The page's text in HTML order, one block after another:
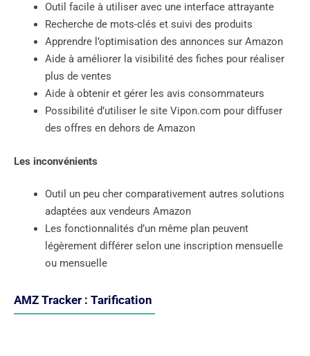
Outil facile à utiliser avec une interface attrayante
Recherche de mots-clés et suivi des produits
Apprendre l’optimisation des annonces sur Amazon
Aide à améliorer la visibilité des fiches pour réaliser
plus de ventes
Aide à obtenir et gérer les avis consommateurs
Possibilité d’utiliser le site Vipon.com pour diffuser
des offres en dehors de Amazon
Les inconvénients
Outil un peu cher comparativement autres solutions
adaptées aux vendeurs Amazon
Les fonctionnalités d’un même plan peuvent
légèrement différer selon une inscription mensuelle
ou mensuelle
AMZ Tracker : Tarification